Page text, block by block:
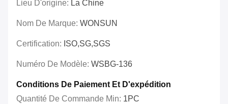
Lieu D'origine: La Chine
Nom De Marque: WONSUN
Certification: ISO,SG,SGS
Numéro De Modèle: WSBG-136
Conditions De Paiement Et D'expédition
Quantité De Commande Min: 1PC